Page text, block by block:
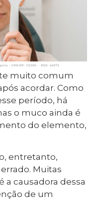
muito comum
acordar. Como
período, há
o muco ainda é
do elemento,
entretanto,
Muitas
a causadora dessa
de um